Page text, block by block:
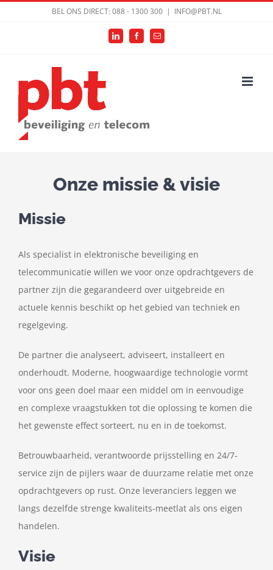
BEL ONS DIRECT: 088 - 1300 300 | INFO@PBT.NL
LinkedInFacebook
E-
mail
Onze missie & visie
Missie
Als specialist in elektronische beveiliging en
telecommunicatie willen we voor onze opdrachtgevers de
partner zijn die gegarandeerd over uitgebreide en
actuele kennis beschikt op het gebied van techniek en
regelgeving.
De partner die analyseert, adviseert, installeert en
onderhoudt. Moderne, hoogwaardige technologie vormt
voor ons geen doel maar een middel om in eenvoudige
en complexe vraagstukken tot die oplossing te komen die
het gewenste effect sorteert, nu en in de toekomst.
Betrouwbaarheid, verantwoorde prijsstelling en 24/7-
service zijn de pijlers waar de duurzame relatie met onze
opdrachtgevers op rust. Onze leveranciers leggen we
langs dezelfde strenge kwaliteits-meetlat als ons eigen
handelen.
Visie